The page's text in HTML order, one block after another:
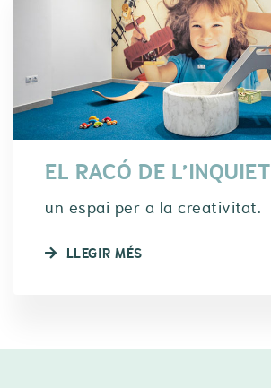
EL RACÓ DE L’INQUIET
un espai per a la creativitat.
LLEGIR MÉS